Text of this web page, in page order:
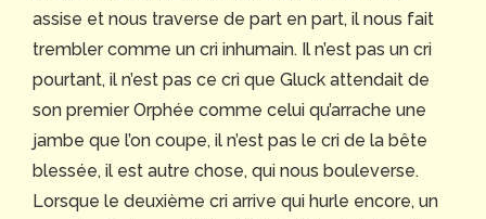
assise et nous traverse de part en part, il nous fait
trembler comme un cri inhumain. Il n’est pas un cri
pourtant, il n’est pas ce cri que Gluck attendait de
son premier Orphée comme celui qu’arrache une
jambe que l’on coupe, il n’est pas le cri de la bête
blessée, il est autre chose, qui nous bouleverse.
Lorsque le deuxième cri arrive qui hurle encore, un